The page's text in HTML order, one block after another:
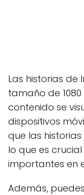
Las historias
tamaño de 1080
contenido se
dispositivos
que las
lo que es
importantes en
Además,